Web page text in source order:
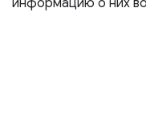
информацию о них